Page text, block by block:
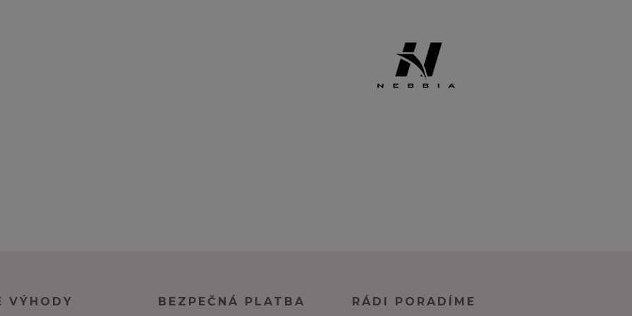
VÝHODY BEZPEČNÁ PLATBA RÁDI PORADÍME